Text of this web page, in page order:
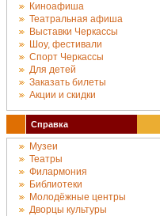
Киноафиша
Театральная афиша
Выставки Черкассы
Шоу, фестивали
Спорт Черкассы
Для детей
Заказать билеты
Акции и скидки
Справка
Музеи
Театры
Филармония
Библиотеки
Молодёжные центры
Дворцы культуры